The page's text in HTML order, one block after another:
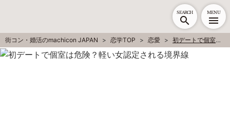
SEARCH MENU
街コン・婚活のmachicon JAPAN 恋学TOP 恋愛 初デートで個室は危険？軽い女認定される境界線